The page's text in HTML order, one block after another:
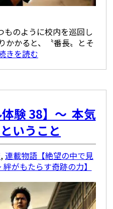
ものように校内を巡回し
かかると、〝番長〟とそ
きを読む
体験 38】〜 本気
いうこと
,連載物語【絶望の中で見
がもたらす奇跡の力】